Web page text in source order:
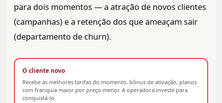
para dois momentos — a atração de novos clientes
(campanhas) e a retenção dos que ameaçam sair
(departamento de churn).
O cliente novo
Recebe as melhores tarifas do momento, bônus de ativação, planos
com franquia maior por preço menor. A operadora investe para
conquistá-lo.